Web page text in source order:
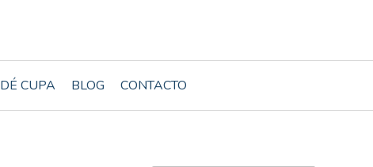
CUPA BLOG CONTACTO